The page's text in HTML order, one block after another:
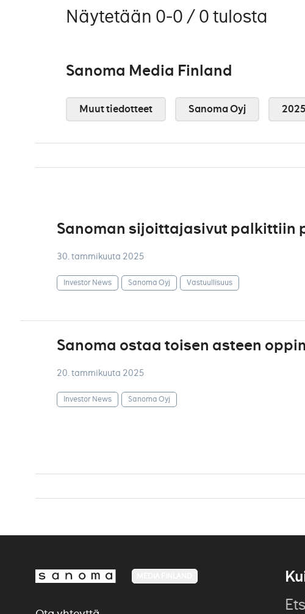
Näytetään 0-0 / 0 tulosta
Sanoma Media Finland
Muut tiedotteet Sanoma Oyj 2025
Sanoman sijoittajasivut palkittiin
30. tammikuuta 2025
Investor News Sanoma Oyj Vastuullisuus
Sanoma ostaa toisen asteen
20. tammikuuta 2025
Investor News Sanoma Oyj